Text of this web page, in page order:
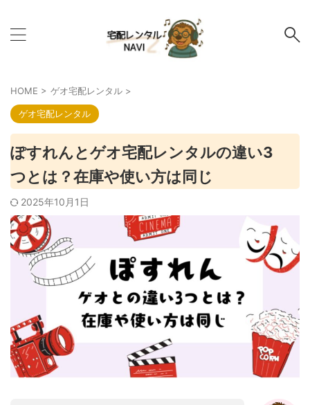
HOME > ゲオ宅配レンタル >
ゲオ宅配レンタル
ぽすれんとゲオ宅配レンタルの違い3
つとは？在庫や使い方は同じ
2025年10月1日